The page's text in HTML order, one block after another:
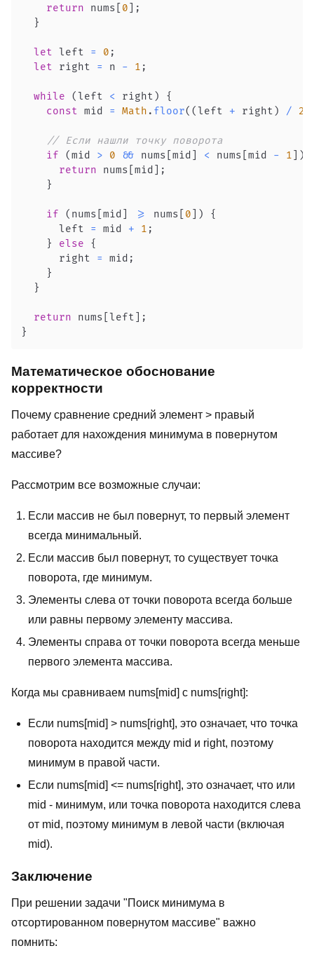
return nums 0
;
}
let left = 0 ;
let right = n - 1 ;
while (left < right )
{
const mid = Math . floor( (left + right ) / 2
// Если нашли точку поворота
if
(mid > 0 && nums mid < nums mid - 1 )
return nums mid
;
}
if ( nums mid >= nums 0 )
{
      left
= mid + 1 ;
}
else
{
      right
= mid ;
}
}
return nums left
;
}
Математическое обоснование
корректности
Почему сравнение средний элемент > правый
работает для нахождения минимума в повернутом
массиве?
Рассмотрим все возможные случаи:
Если массив не был повернут, то первый элемент
всегда минимальный.
Если массив был повернут, то существует точка
поворота, где минимум.
Элементы слева от точки поворота всегда больше
или равны первому элементу массива.
Элементы справа от точки поворота всегда меньше
первого элемента массива.
Когда мы сравниваем nums[mid] с nums[right]:
Если nums[mid] > nums[right], это означает, что точка
поворота находится между mid и right, поэтому
минимум в правой части.
Если nums[mid] <= nums[right], это означает, что или
mid - минимум, или точка поворота находится слева
от mid, поэтому минимум в левой части (включая
mid).
Заключение
При решении задачи "Поиск минимума в
отсортированном повернутом массиве" важно
помнить: